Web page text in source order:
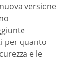
versione
per quanto
e le